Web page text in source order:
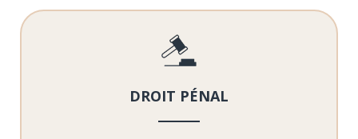
DROIT PÉNAL